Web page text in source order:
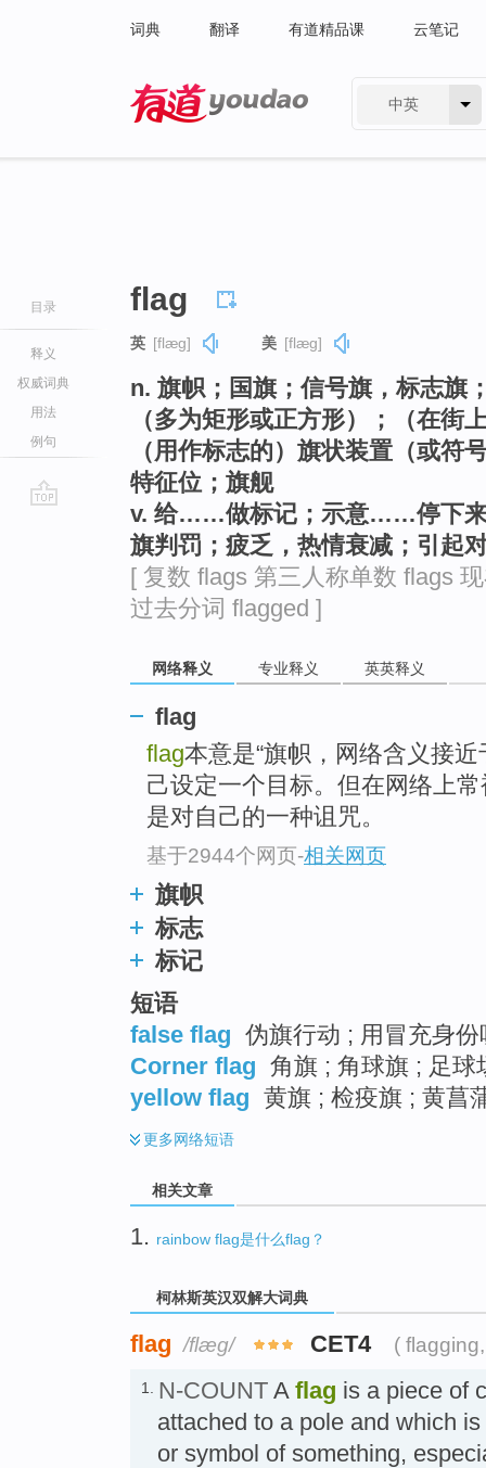
词典 翻译 有道精品课 云笔记
中英
目录
释义
权威词典
用法
例句
flag
英 [flæɡ] 美 [flæɡ]
n. 旗帜；国旗；信号旗，标志旗
（多为矩形或正方形）；（在街
（用作标志的）旗状装置（或符
特征位；旗舰
v. 给……做标记；示意……停下来
旗判罚；疲乏，热情衰减；引
[ 复数 flags 第三人称单数 flags
过去分词 flagged ]
网络释义 专业释义 英英释义
flag
flag本意是“旗帜，网络含义接
己设定一个目标。但在网络上
是对自己的一种诅咒。
基于2944个网页-相关网页
旗帜
标志
标记
短语
false flag 伪旗行动 ; 用冒充身
Corner flag 角旗 ; 角球旗 ; 足球
yellow flag 黄旗 ; 检疫旗 ; 黄菖
更多网络短语
相关文章
1. rainbow flag是什么flag？
柯林斯英汉双解大词典
flag /flæɡ/ CET4 (
1. N-COUNT A flag is a piece of
attached to a pole and which
or symbol of something,